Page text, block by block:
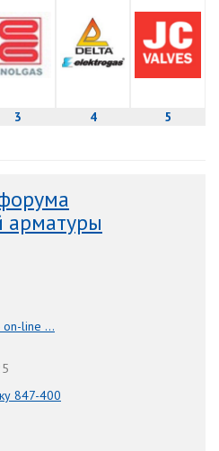
3 4 5
арматуры
line ...
847-400